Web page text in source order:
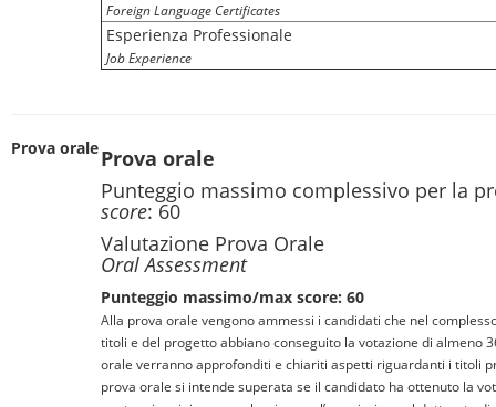
Foreign Language Certificates
Esperienza Professionale
Job Experience
Prova oraleProva orale
Punteggio massimo complessivo per la
score: 60
Valutazione Prova Orale
Oral Assessment
Punteggio massimo/max score: 60
Alla prova orale vengono ammessi i candidati che nel
titoli e del progetto abbiano conseguito la votazione di almeno
orale verranno approfonditi e chiariti aspetti riguardanti i titoli
prova orale si intende superata se il candidato ha ottenuto la